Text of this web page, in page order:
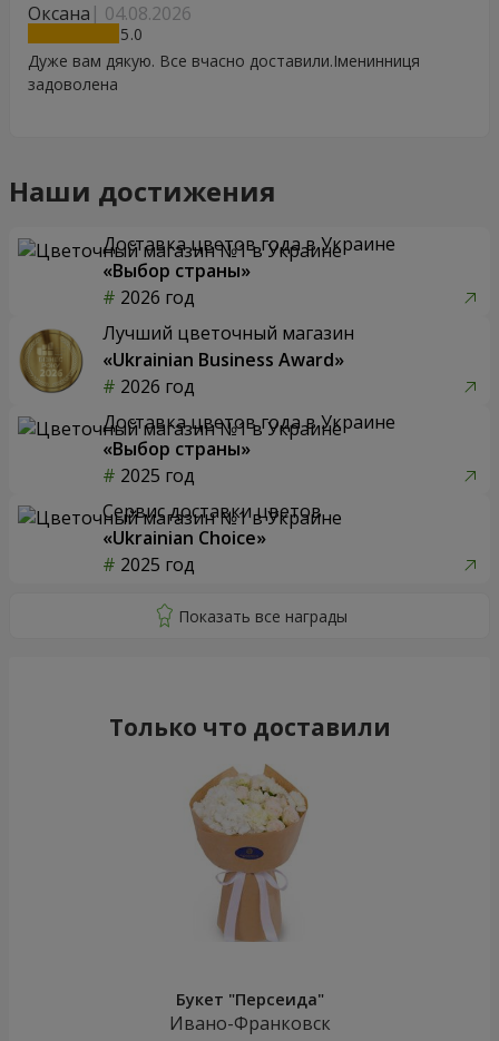
Оксана 04.08.2026
5
Дуже вам дякую. Все вчасно доставили.Іменинниця
задоволена
Наши достижения
Доставка цветов года в Украине
«Выбор страны»
2026 год
Лучший цветочный магазин
«Ukrainian Business Award»
2026 год
Доставка цветов года в Украине
«Выбор страны»
2025 год
Сервис доставки цветов
«Ukrainian Choice»
2025 год
Только что доставили
Букет "Персеида"
Ивано-Франковск